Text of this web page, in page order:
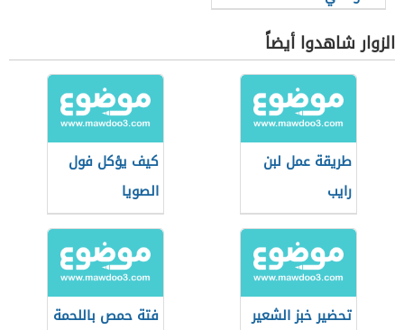
الزوار شاهدوا أيضاً
طريقة عمل لبن
رايب
كيف يؤكل فول
الصويا
تحضير خبز الشعير فتة حمص باللحمة